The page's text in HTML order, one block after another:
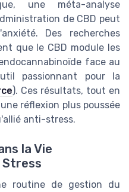
une méta-analyse
de CBD peut
Des recherches
que le CBD module les
face au
passionnant pour la
). Ces résultats, tout en
réflexion plus poussée
anti-stress.
la Vie
Stress
routine de gestion du